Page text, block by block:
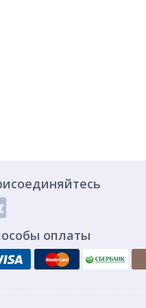
оплаты